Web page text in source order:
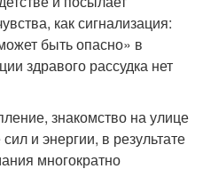
как сигнализация:
быть опасно» в
здравого рассудка нет
знакомство на улице
и энергии, в результате
многократно